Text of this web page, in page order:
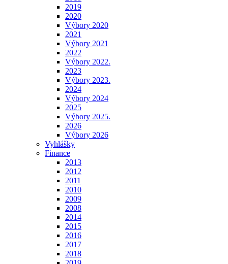
2019
2020
Výbory 2020
2021
Výbory 2021
2022
Výbory 2022.
2023
Výbory 2023.
2024
Výbory 2024
2025
Výbory 2025.
2026
Výbory 2026
Vyhlášky
Finance
2013
2012
2011
2010
2009
2008
2014
2015
2016
2017
2018